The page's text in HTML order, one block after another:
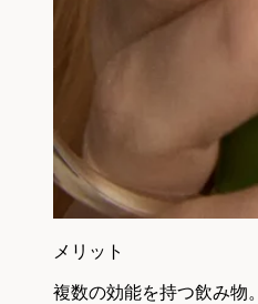
メリット
複数の効能を持つ飲み物。